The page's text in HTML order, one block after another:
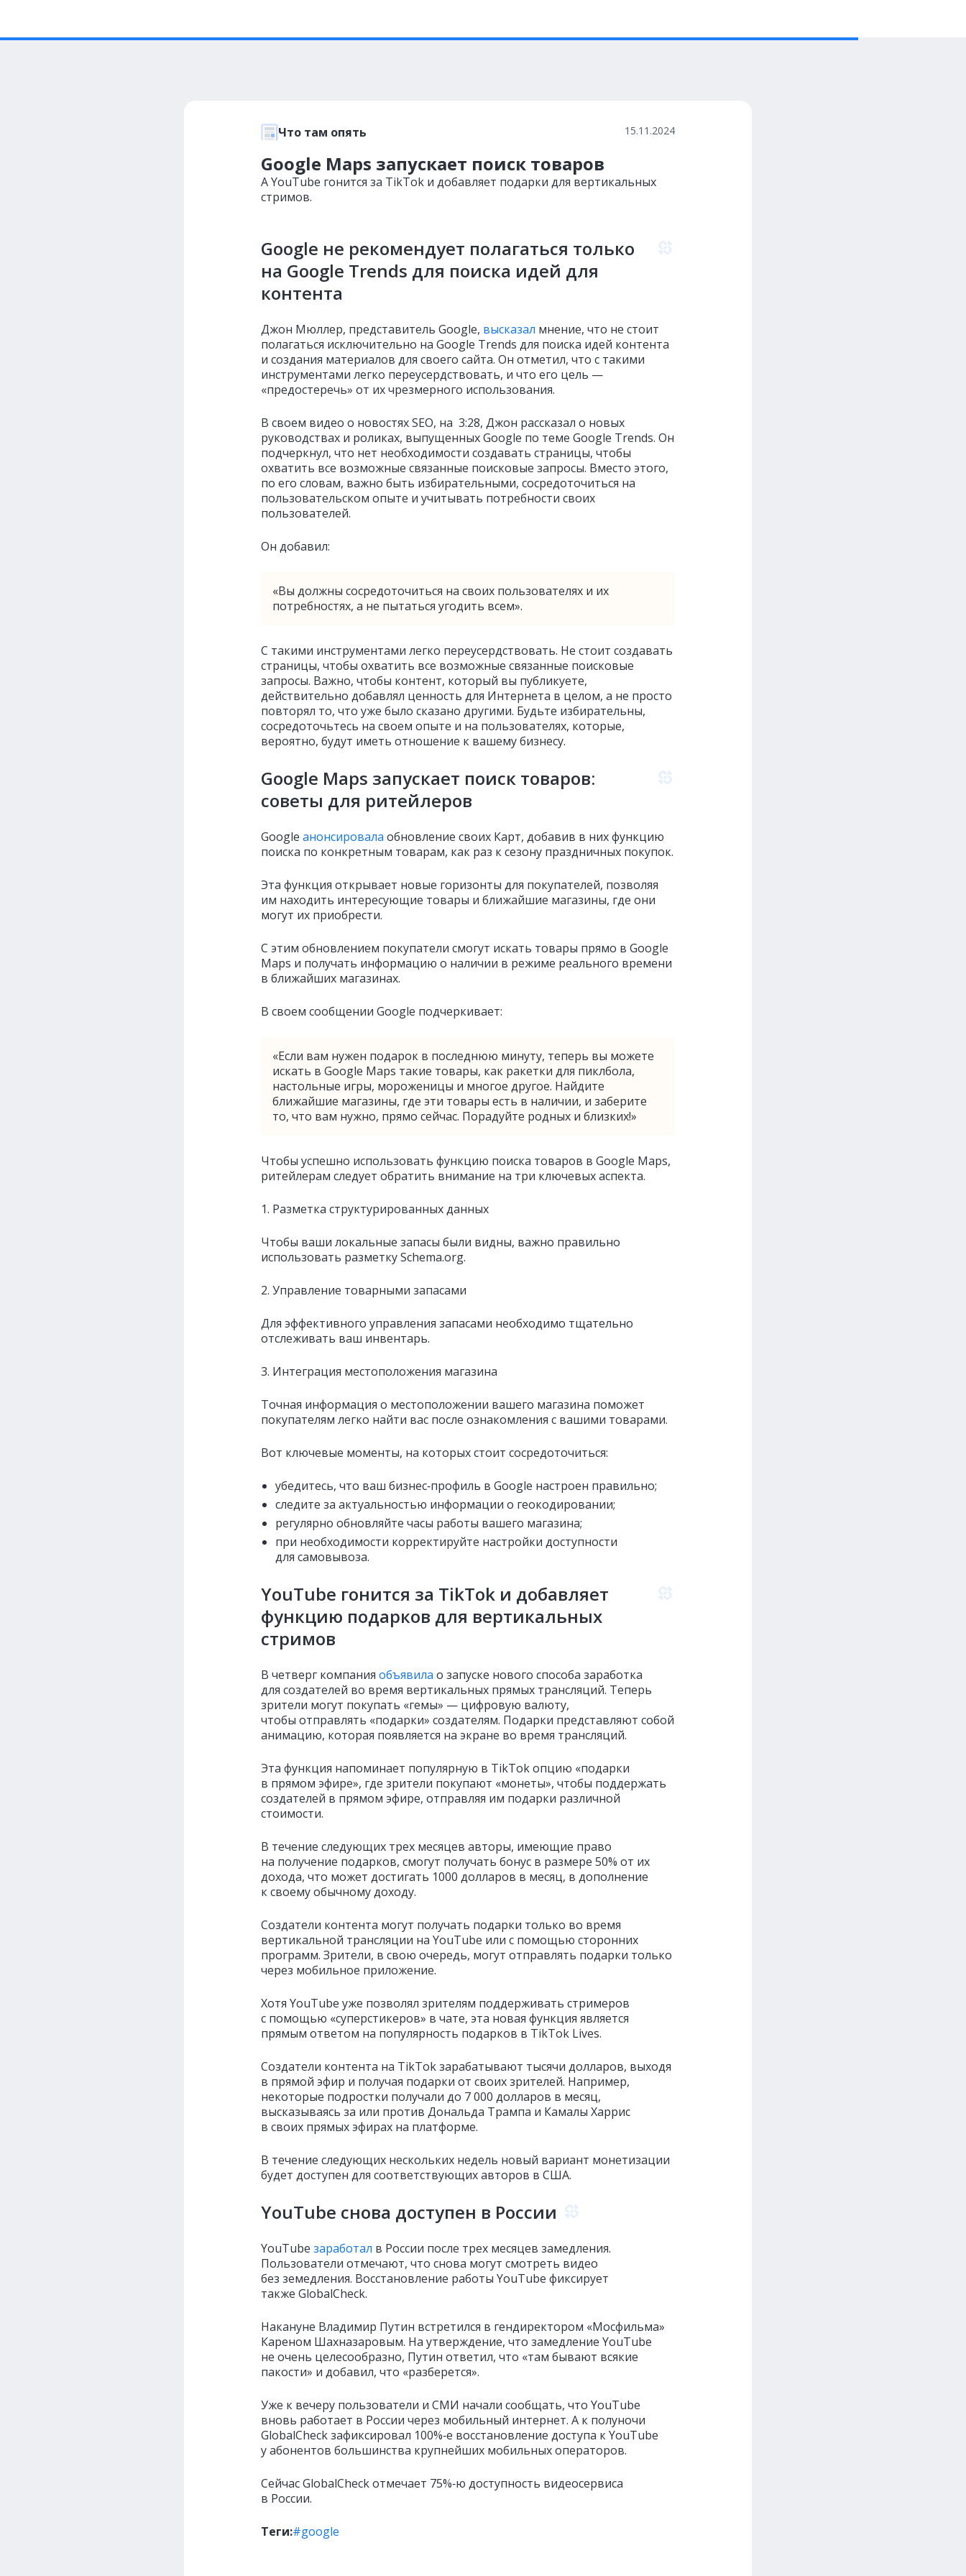
Что там опять 15.11.2024
Google Maps запускает поиск товаров
А YouTube гонится за TikTok и добавляет подарки для вертикальных
стримов.
Google не рекомендует полагаться только
на Google Trends для поиска идей для
контента
Джон Мюллер, представитель Google, высказал мнение, что не стоит
полагаться исключительно на Google Trends для поиска идей контента
и создания материалов для своего сайта. Он отметил, что с такими
инструментами легко переусердствовать, и что его цель —
«предостеречь» от их чрезмерного использования.
В своем видео о новостях SEO, на 3:28, Джон рассказал о новых
руководствах и роликах, выпущенных Google по теме Google Trends. Он
подчеркнул, что нет необходимости создавать страницы, чтобы
охватить все возможные связанные поисковые запросы. Вместо этого,
по его словам, важно быть избирательными, сосредоточиться на
пользовательском опыте и учитывать потребности своих
пользователей.
Он добавил:
«Вы должны сосредоточиться на своих пользователях и их
потребностях, а не пытаться угодить всем».
С такими инструментами легко переусердствовать. Не стоит создавать
страницы, чтобы охватить все возможные связанные поисковые
запросы. Важно, чтобы контент, который вы публикуете,
действительно добавлял ценность для Интернета в целом, а не просто
повторял то, что уже было сказано другими. Будьте избирательны,
сосредоточьтесь на своем опыте и на пользователях, которые,
вероятно, будут иметь отношение к вашему бизнесу.
Google Maps запускает поиск товаров:
советы для ритейлеров
Google анонсировала обновление своих Карт, добавив в них функцию
поиска по конкретным товарам, как раз к сезону праздничных покупок.
Эта функция открывает новые горизонты для покупателей, позволяя
им находить интересующие товары и ближайшие магазины, где они
могут их приобрести.
С этим обновлением покупатели смогут искать товары прямо в Google
Maps и получать информацию о наличии в режиме реального времени
в ближайших магазинах.
В своем сообщении Google подчеркивает:
«Если вам нужен подарок в последнюю минуту, теперь вы можете
искать в Google Maps такие товары, как ракетки для пиклбола,
настольные игры, мороженицы и многое другое. Найдите
ближайшие магазины, где эти товары есть в наличии, и заберите
то, что вам нужно, прямо сейчас. Порадуйте родных и близких!»
Чтобы успешно использовать функцию поиска товаров в Google Maps,
ритейлерам следует обратить внимание на три ключевых аспекта.
1. Разметка структурированных данных
Чтобы ваши локальные запасы были видны, важно правильно
использовать разметку Schema.org.
2. Управление товарными запасами
Для эффективного управления запасами необходимо тщательно
отслеживать ваш инвентарь.
3. Интеграция местоположения магазина
Точная информация о местоположении вашего магазина поможет
покупателям легко найти вас после ознакомления с вашими товарами.
Вот ключевые моменты, на которых стоит сосредоточиться:
убедитесь, что ваш бизнес‑профиль в Google настроен правильно;
следите за актуальностью информации о геокодировании;
регулярно обновляйте часы работы вашего магазина;
при необходимости корректируйте настройки доступности
для самовывоза.
YouTube гонится за TikTok и добавляет
функцию подарков для вертикальных
стримов
В четверг компания объявила о запуске нового способа заработка
для создателей во время вертикальных прямых трансляций. Теперь
зрители могут покупать «гемы» — цифровую валюту,
чтобы отправлять «подарки» создателям. Подарки представляют собой
анимацию, которая появляется на экране во время трансляций.
Эта функция напоминает популярную в TikTok опцию «подарки
в прямом эфире», где зрители покупают «монеты», чтобы поддержать
создателей в прямом эфире, отправляя им подарки различной
стоимости.
В течение следующих трех месяцев авторы, имеющие право
на получение подарков, смогут получать бонус в размере 50% от их
дохода, что может достигать 1000 долларов в месяц, в дополнение
к своему обычному доходу.
Создатели контента могут получать подарки только во время
вертикальной трансляции на YouTube или с помощью сторонних
программ. Зрители, в свою очередь, могут отправлять подарки только
через мобильное приложение.
Хотя YouTube уже позволял зрителям поддерживать стримеров
с помощью «суперстикеров» в чате, эта новая функция является
прямым ответом на популярность подарков в TikTok Lives.
Создатели контента на TikTok зарабатывают тысячи долларов, выходя
в прямой эфир и получая подарки от своих зрителей. Например,
некоторые подростки получали до 7 000 долларов в месяц,
высказываясь за или против Дональда Трампа и Камалы Харрис
в своих прямых эфирах на платформе.
В течение следующих нескольких недель новый вариант монетизации
будет доступен для соответствующих авторов в США.
YouTube снова доступен в России
YouTube заработал в России после трех месяцев замедления.
Пользователи отмечают, что снова могут смотреть видео
без земедления. Восстановление работы YouTube фиксирует
также GlobalCheck.
Накануне Владимир Путин встретился в гендиректором «Мосфильма»
Кареном Шахназаровым. На утверждение, что замедление YouTube
не очень целесообразно, Путин ответил, что «там бывают всякие
пакости» и добавил, что «разберется».
Уже к вечеру пользователи и СМИ начали сообщать, что YouTube
вновь работает в России через мобильный интернет. А к полуночи
GlobalCheck зафиксировал 100%‑е восстановление доступа к YouTube
у абонентов большинства крупнейших мобильных операторов.
Сейчас GlobalCheck отмечает 75%‑ю доступность видеосервиса
в России.
Теги:#google